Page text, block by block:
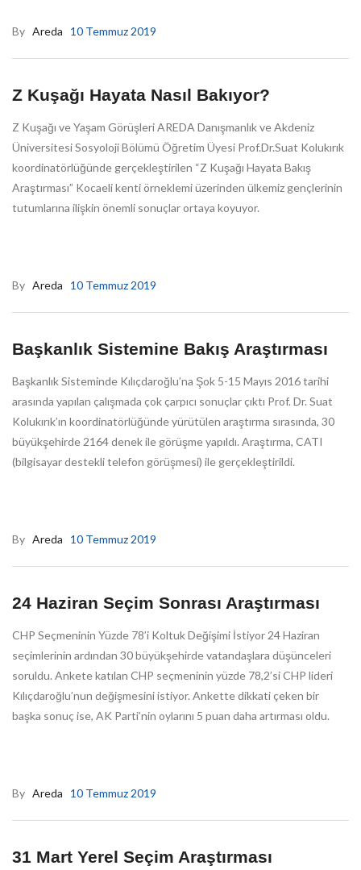
By Areda 10 Temmuz 2019
Z Kuşağı Hayata Nasıl Bakıyor?
Z Kuşağı ve Yaşam Görüşleri AREDA Danışmanlık ve Akdeniz
Üniversitesi Sosyoloji Bölümü Öğretim Üyesi Prof.Dr.Suat Kolukırık
koordinatörlüğünde gerçekleştirilen “Z Kuşağı Hayata Bakış
Araştırması” Kocaeli kenti örneklemi üzerinden ülkemiz gençlerinin
tutumlarına ilişkin önemli sonuçlar ortaya koyuyor.
By Areda 10 Temmuz 2019
Başkanlık Sistemine Bakış Araştırması
Başkanlık Sisteminde Kılıçdaroğlu’na Şok 5-15 Mayıs 2016 tarihi
arasında yapılan çalışmada çok çarpıcı sonuçlar çıktı Prof. Dr. Suat
Kolukırık’ın koordinatörlüğünde yürütülen araştırma sırasında, 30
büyükşehirde 2164 denek ile görüşme yapıldı. Araştırma, CATI
(bilgisayar destekli telefon görüşmesi) ile gerçekleştirildi.
By Areda 10 Temmuz 2019
24 Haziran Seçim Sonrası Araştırması
CHP Seçmeninin Yüzde 78’i Koltuk Değişimi İstiyor 24 Haziran
seçimlerinin ardından 30 büyükşehirde vatandaşlara düşünceleri
soruldu. Ankete katılan CHP seçmeninin yüzde 78,2’si CHP lideri
Kılıçdaroğlu’nun değişmesini istiyor. Ankette dikkati çeken bir
başka sonuç ise, AK Parti’nin oylarını 5 puan daha artırması oldu.
By Areda 10 Temmuz 2019
31 Mart Yerel Seçim Araştırması